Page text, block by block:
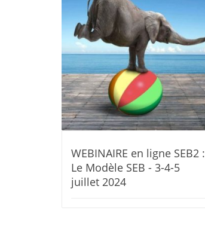
WEBINAIRE en ligne SEB2 :
Le Modèle SEB - 3-4-5
juillet 2024